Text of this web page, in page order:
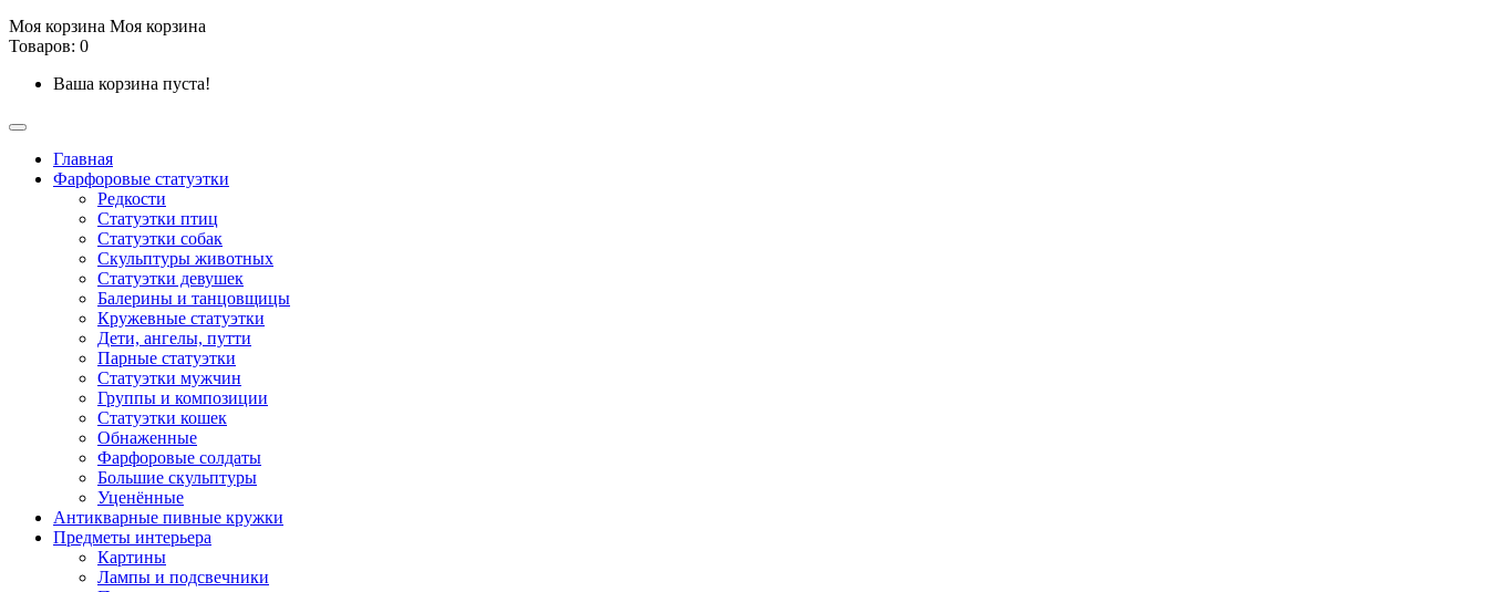
Моя корзина Моя корзина
Товаров: 0
Ваша корзина пуста!
Главная
Фарфоровые статуэтки
Редкости
Cтатуэтки птиц
Cтатуэтки собак
Скульптуры животных
Статуэтки девушек
Балерины и танцовщицы
Кружевные статуэтки
Дети, ангелы, путти
Парные статуэтки
Статуэтки мужчин
Группы и композиции
Статуэтки кошек
Обнаженные
Фарфоровые солдаты
Большие скульптуры
Уценённые
Антикварные пивные кружки
Предметы интерьера
Картины
Лампы и подсвечники